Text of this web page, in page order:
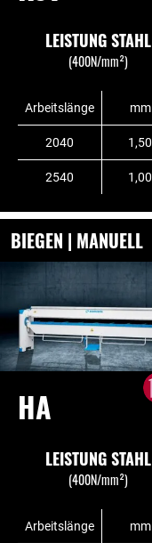
LEISTUNG STAHL
(400N/mm²)
Arbeitslänge mm
2040 1,50
2540 1,00
BIEGEN | MANUELL
HA
LEISTUNG STAHL
(400N/mm²)
Arbeitslänge mm